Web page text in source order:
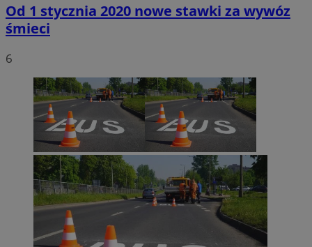
Od 1 stycznia 2020 nowe stawki za wywóz
śmieci
6
MvSessID sosnowiecki.pl
euds .rfihub.com